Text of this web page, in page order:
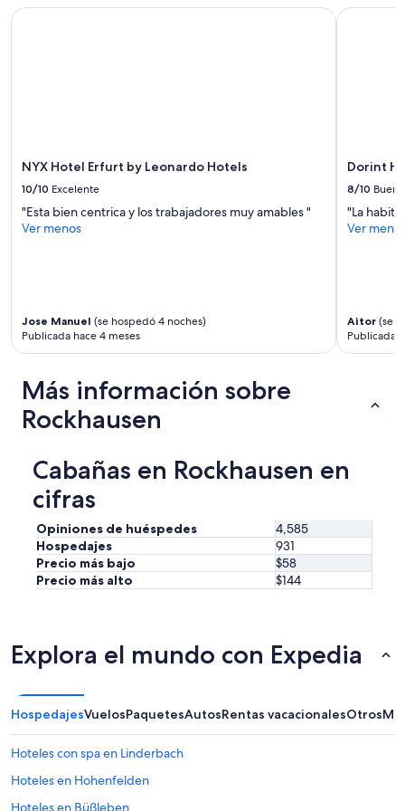
NYX Hotel Erfurt by Leonardo Hotels
10/10 Excelente
"Esta bien centrica y los trabajadores muy amables "
Ver menos
Jose Manuel (se hospedó 4 noches)
Publicada hace 4 meses
NYX Hotel Erfurt by Leonardo Hotels
Dorint
8/10 Bueno
"La
Ver
Aitor (se
Publicada
Dorint
Más información sobre
Rockhausen
Cabañas en Rockhausen en
cifras
Opiniones de huéspedes
4,585
Hospedajes
931
Precio más bajo
$58
Precio más alto
$144
Explora el mundo con Expedia
HospedajesVuelosPaquetesAutosRentas vacacionalesOtros
Hoteles con spa en Linderbach
Hoteles en Hohenfelden
Hoteles en Büßleben